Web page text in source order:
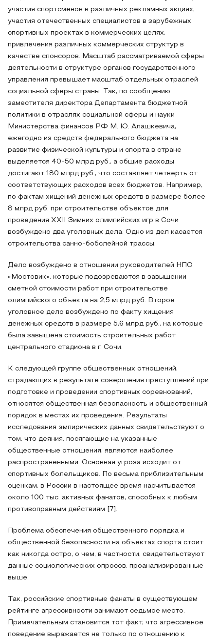
участия спортсменов в различных рекламных акциях,
участия отечественных специалистов в зарубежных
спортивных проектах в коммерческих целях,
привлечения различных коммерческих структур в
качестве спонсоров. Масштаб рассматриваемой сферы
деятельности в структуре органов государственного
управления превышает масштаб отдельных отраслей
социальной сферы страны. Так, по сообщению
заместителя директора Департамента бюджетной
политики в отраслях социальной сферы и науки
Министерства финансов РФ М. Ю. Алашкевича,
ежегодно из средств федерального бюджета на
развитие физической культуры и спорта в стране
выделяется 40-50 млрд руб., а общие расходы
достигают 180 млрд руб., что составляет четверть от
соответствующих расходов всех бюджетов. Например,
по фактам хищений денежных средств в размере более
8 млрд руб. при строительстве объектов для
проведения XXII Зимних олимпийских игр в Сочи
возбуждено два уголовных дела. Одно из дел касается
строительства санно-бобслейной трассы.
Дело возбуждено в отношении руководителей НПО
«Мостовик», которые подозреваются в завышении
сметной стоимости работ при строительстве
олимпийского объекта на 2,5 млрд руб. Второе
уголовное дело возбуждено по факту хищения
денежных средств в размере 5,6 млрд руб., на которые
была завышена стоимость строительных работ
центрального стадиона в г. Сочи.
К следующей группе общественных отношений,
страдающих в результате совершения преступлений при
подготовке и проведении спортивных соревнований,
относятся общественная безопасность и общественный
порядок в местах их проведения. Результаты
исследования эмпирических данных свидетельствуют о
том, что деяния, посягающие на указанные
общественные отношения, являются наиболее
распространенными. Основная угроза исходит от
спортивных болельщиков. По весьма приблизительным
оценкам, в России в настоящее время насчитывается
около 100 тыс. активных фанатов, способных к любым
противоправным действиям [7].
Проблема обеспечения общественного порядка и
общественной безопасности на объектах спорта стоит
как никогда остро, о чем, в частности, свидетельствуют
данные социологических опросов, проанализированные
выше.
Так, российские спортивные фанаты в существующем
рейтинге агрессивности занимают седьмое место.
Примечательным становится тот факт, что агрессивное
поведение выражается не только по отношению к